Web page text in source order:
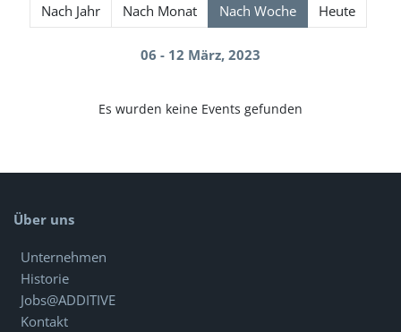
Nach Jahr Nach Monat Nach Woche Heute
06 - 12 März, 2023
Es wurden keine Events gefunden
Über uns
Unternehmen
Historie
Jobs@ADDITIVE
Kontakt